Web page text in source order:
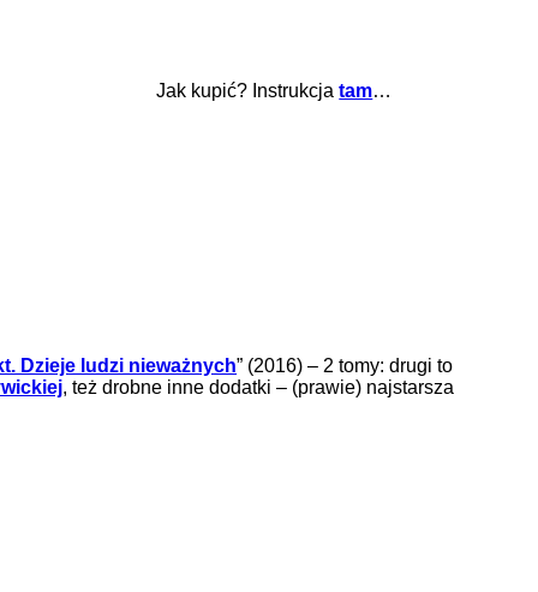
Jak kupić? Instrukcjatam…
Dzieje ludzi nieważnych” (2016) – 2 tomy: drugi to
, też drobne inne dodatki – (prawie) najstarsza